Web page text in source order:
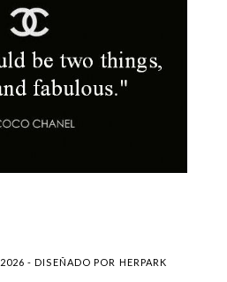
2026 - DISEÑADO POR HERPARK